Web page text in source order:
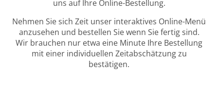
uns auf Ihre Online-Bestellung.
Nehmen Sie sich Zeit unser interaktives Online-Menü
anzusehen und bestellen Sie wenn Sie fertig sind.
Wir brauchen nur etwa eine Minute Ihre Bestellung
mit einer individuellen Zeitabschätzung zu
bestätigen.